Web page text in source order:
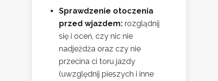
Sprawdzenie otoczenia
przed wjazdem: rozglądnij
się i oceń, czy nic nie
nadjeżdża oraz czy nie
przecina ci toru jazdy
(uwzględnij pieszych i inne